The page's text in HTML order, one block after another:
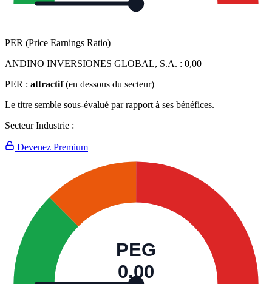
PER (Price Earnings Ratio)
ANDINO INVERSIONES GLOBAL, S.A. : 0,00
PER : attractif (en dessous du secteur)
Le titre semble sous-évalué par rapport à ses bénéfices.
Secteur Industrie :
Devenez Premium
PEG
0,00